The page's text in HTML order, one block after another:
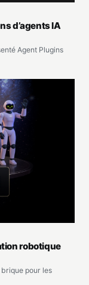
d’agents IA
Agent Plugins
robotique
pour les